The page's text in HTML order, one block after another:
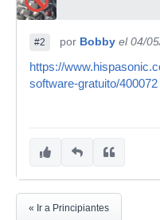
#2 por Bobby el 04/
https://
software-gratuito/400072
« Ir a Principiantes